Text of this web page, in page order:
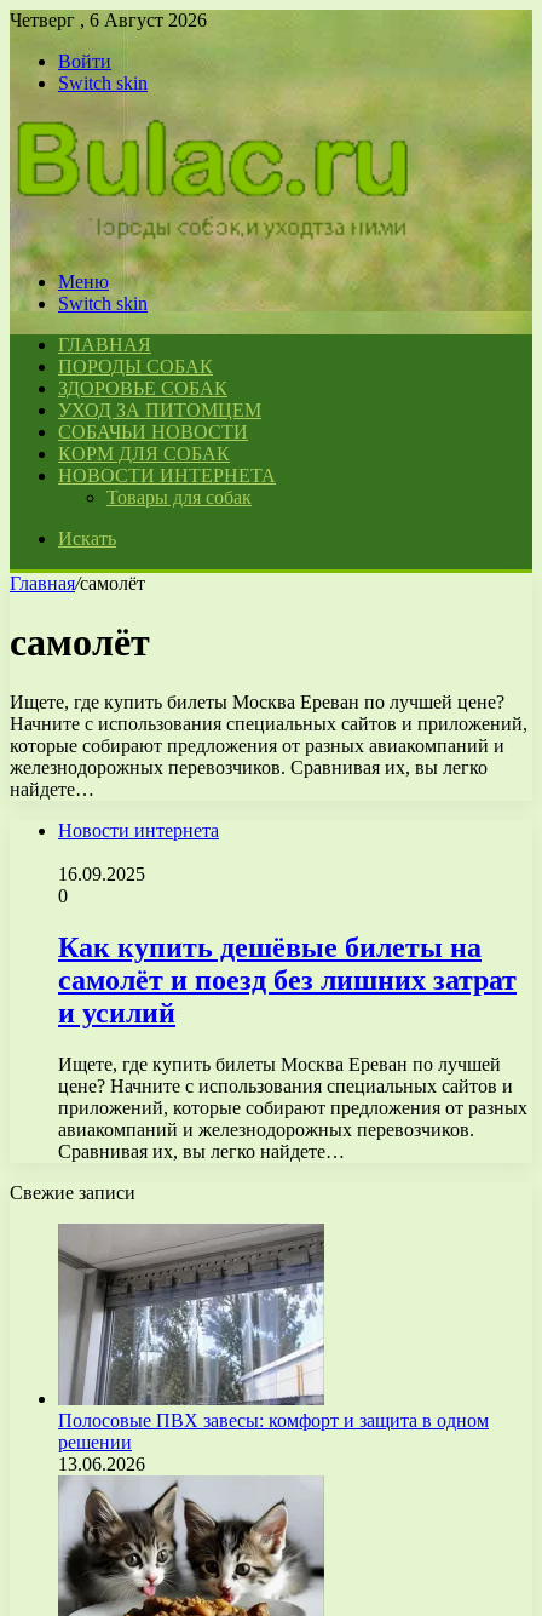
Четверг , 6 Август 2026
Войти
Switch skin
Меню
Switch skin
ГЛАВНАЯ
ПОРОДЫ СОБАК
ЗДОРОВЬЕ СОБАК
УХОД ЗА ПИТОМЦЕМ
СОБАЧЬИ НОВОСТИ
КОРМ ДЛЯ СОБАК
НОВОСТИ ИНТЕРНЕТА
Товары для собак
Искать
Главная/самолёт
самолёт
Ищете, где купить билеты Москва Ереван по лучшей цене?
Начните с использования специальных сайтов и приложений,
которые собирают предложения от разных авиакомпаний и
железнодорожных перевозчиков. Сравнивая их, вы легко
найдете…
Новости интернета
16.09.2025
0
Как купить дешёвые билеты на
самолёт и поезд без лишних затрат
и усилий
Ищете, где купить билеты Москва Ереван по лучшей
цене? Начните с использования специальных сайтов и
приложений, которые собирают предложения от разных
авиакомпаний и железнодорожных перевозчиков.
Сравнивая их, вы легко найдете…
Свежие записи
Полосовые ПВХ завесы: комфорт и защита в одном
решении
13.06.2026